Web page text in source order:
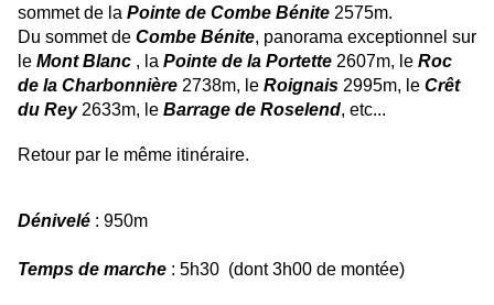
sommet de la Pointe de Combe Bénite 2575m.
Du sommet de Combe Bénite, panorama exceptionnel sur
le Mont Blanc , la Pointe de la Portette 2607m, le Roc
de la Charbonnière 2738m, le Roignais 2995m, le Crêt
du Rey2633m, le Barrage de Roselend, etc...
Retour par le même itinéraire.
Dénivelé : 950m
Temps de marche : 5h30 (dont 3h00 de montée)